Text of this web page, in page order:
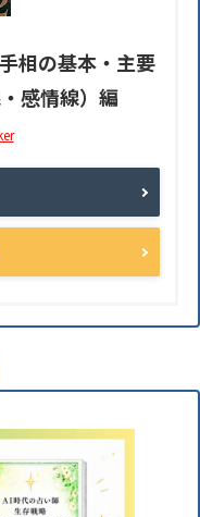
相の基本・主要
感情線）編